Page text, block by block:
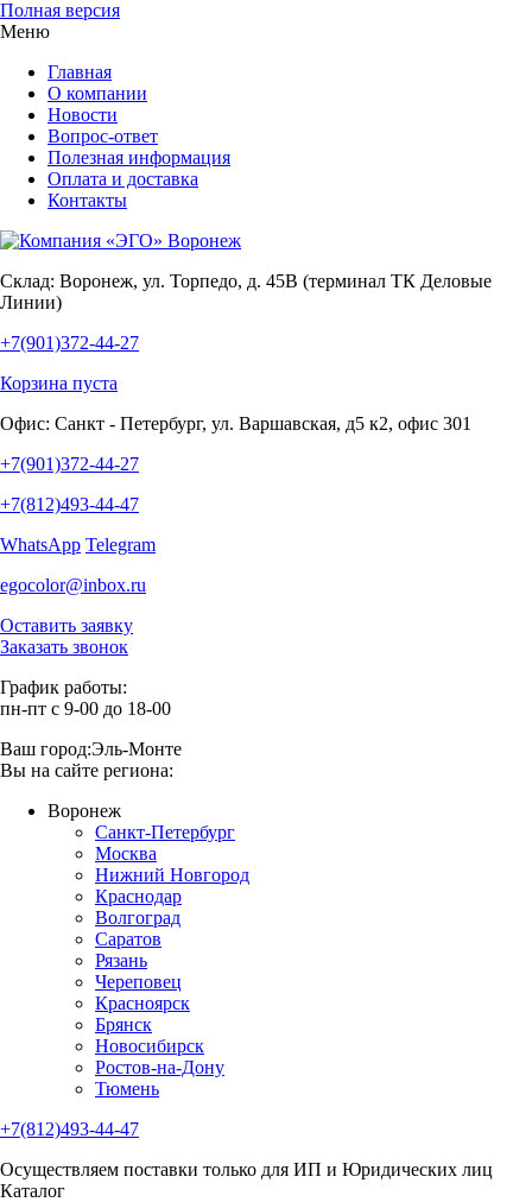
Полная версия
Меню
Главная
О компании
Новости
Вопрос-ответ
Полезная информация
Оплата и доставка
Контакты
Склад: Воронеж, ул. Торпедо, д. 45В (терминал ТК Деловые
Линии)
+7(901)372-44-27
Корзина пуста
Офис: Санкт - Петербург, ул. Варшавская, д5 к2, офис 301
+7(901)372-44-27
+7(812)493-44-47
WhatsApp Telegram
egocolor@inbox.ru
Оставить заявку
Заказать звонок
График работы:
пн-пт с 9-00 до 18-00
Ваш город:Эль-Монте
Вы на сайте региона:
Воронеж
Санкт-Петербург
Москва
Нижний Новгород
Краснодар
Волгоград
Саратов
Рязань
Череповец
Красноярск
Брянск
Новосибирск
Ростов-на-Дону
Тюмень
+7(812)493-44-47
Осуществляем поставки только для ИП и Юридических лиц
Каталог